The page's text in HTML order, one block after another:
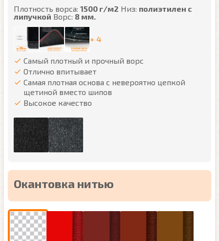
Плотность ворса: 1500 г/м2 Низ: полиэтилен с
липучкой Ворс: 8 мм.
+ 4
Самый плотный и прочный ворс
Отлично впитывает
Самая плотная основа с невероятно цепкой
щетиной вместо шипов
Высокое качество
Окантовка нитью